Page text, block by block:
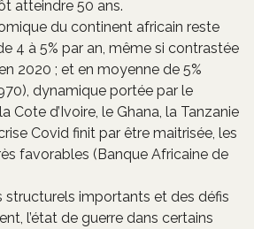
atteindre 50 ans.
du continent africain reste
4 à 5% par an, même si contrastée
2020 ; et en moyenne de 5%
dynamique portée par le
Cote d’Ivoire, le Ghana, la Tanzanie
Covid finit par être maitrisée, les
favorables (Banque Africaine de
structurels importants et des défis
l’état de guerre dans certains